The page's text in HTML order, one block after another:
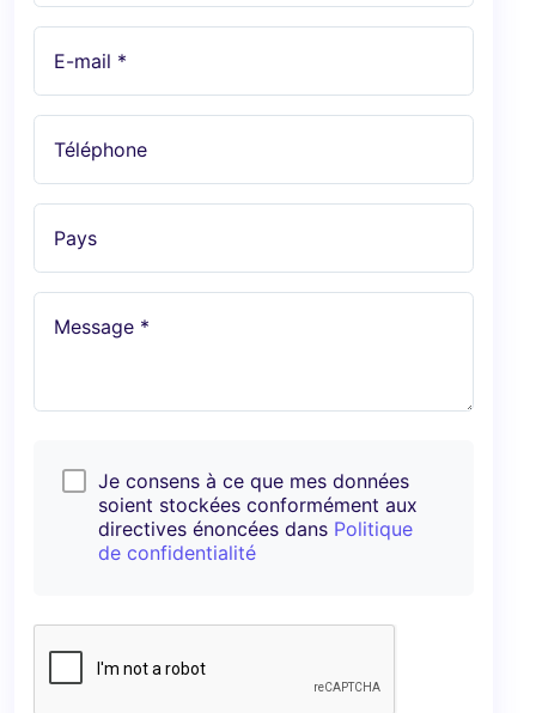
E-mail *
Téléphone
Pays
Message *
Je consens à ce que mes données
soient stockées conformément aux
directives énoncées dans Politique
de confidentialité